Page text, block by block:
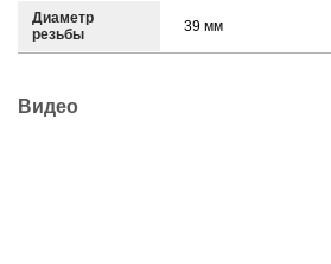
Диаметр
резьбы
39 мм
Видео